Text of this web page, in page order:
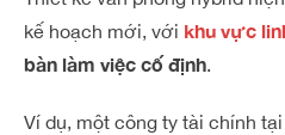
kế hoạch mới, với khu vực
bàn làm việc cố định.
Ví dụ, một công ty tài chính